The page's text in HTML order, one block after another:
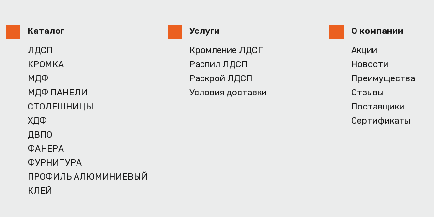
Каталог
ЛДСП
КРОМКА
МДФ
МДФ ПАНЕЛИ
СТОЛЕШНИЦЫ
ХДФ
ДВПО
ФАНЕРА
ФУРНИТУРА
ПРОФИЛЬ АЛЮМИНИЕВЫЙ
КЛЕЙ
Услуги
Кромление ЛДСП
Распил ЛДСП
Раскрой ЛДСП
Условия доставки
О компании
Акции
Новости
Преимущества
Отзывы
Поставщики
Сертификаты